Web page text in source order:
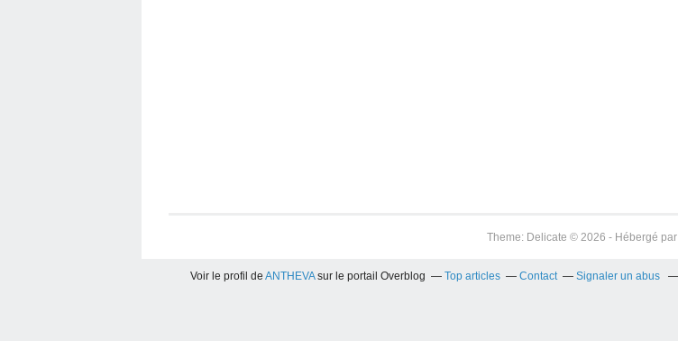
Theme: Delicate © 2026 - Hébergé par
Voir le profil de ANTHEVAsur le portail Overblog Top articles Contact Signaler un abus